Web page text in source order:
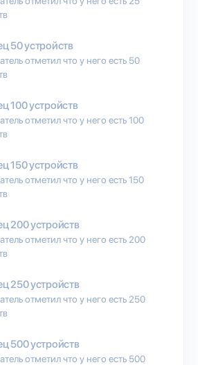
50 устройств
отметил что у него есть 50
100 устройств
отметил что у него есть 100
150 устройств
отметил что у него есть 150
200 устройств
отметил что у него есть 200
250 устройств
отметил что у него есть 250
500 устройств
отметил что у него есть 500